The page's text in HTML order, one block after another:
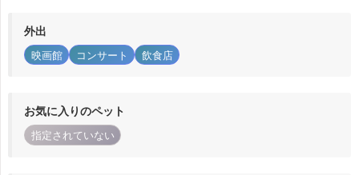
外出
映画館 コンサート 飲食店
お気に入りのペット
指定されていない